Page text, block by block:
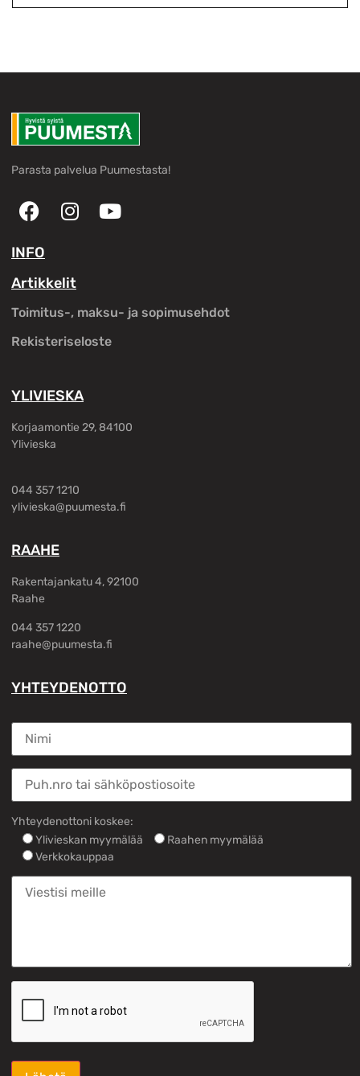
Parasta palvelua Puumestasta!
INFO
Artikkelit
Toimitus-, maksu- ja sopimusehdot
Rekisteriseloste
YLIVIESKA
Korjaamontie 29, 84100
Ylivieska
044 357 1210
ylivieska@puumesta.fi
RAAHE
Rakentajankatu 4, 92100
Raahe
044 357 1220
raahe@puumesta.fi
YHTEYDENOTTO
Yhteydenottoni koskee:
Ylivieskan myymälää
Raahen myymälää
Verkkokauppaa